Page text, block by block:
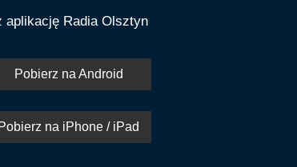
aplikację Radia Olsztyn
Pobierz na Android
Pobierz na iPhone / iPad